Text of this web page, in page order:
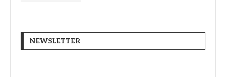
NEWSLETTER